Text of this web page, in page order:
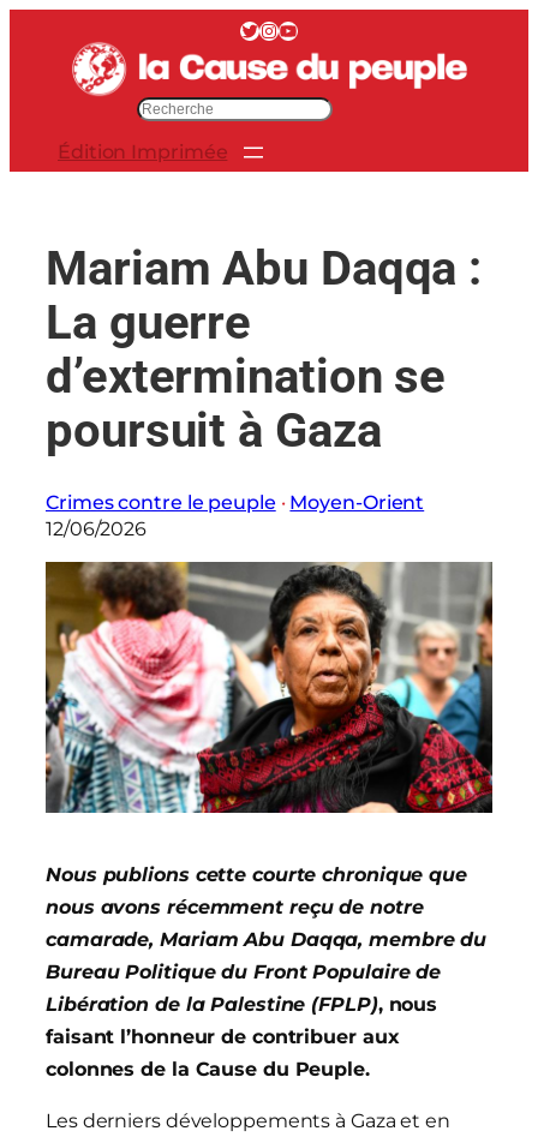
contenu
Twitter InstagramYouTube
c
r
Édition Imprimée
Mariam Abu Daqqa :
La guerre
d’extermination se
poursuit à Gaza
Crimes contre le peuple · Moyen-Orient
12/06/2026
Nous publions cette courte chronique que
nous avons récemment reçu de notre
camarade, Mariam Abu Daqqa, membre du
Bureau Politique du Front Populaire de
Libération de la Palestine (FPLP), nous
faisant l’honneur de contribuer aux
colonnes de la Cause du Peuple.
Les derniers développements à Gaza et en